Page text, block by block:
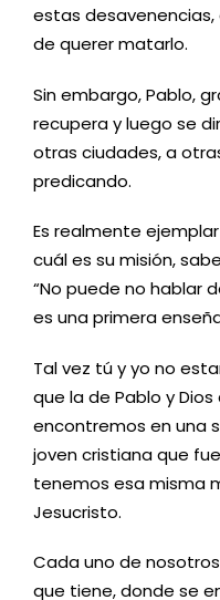
estas
de querer matarlo.
Sin embargo, Pablo,
recupera y luego se
otras ciudades, a
predicando.
Es realmente
cuál es su misión,
“No puede no hablar
es una primera
Tal vez tú y yo no
que la de Pablo y
encontremos en una
joven cristiana que
tenemos esa misma
Jesucristo.
Cada uno de
que tiene, donde se